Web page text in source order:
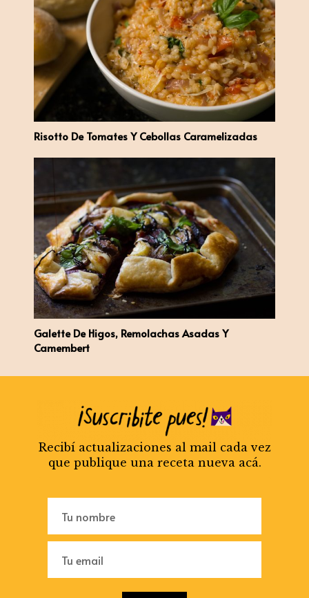
Risotto De Tomates Y Cebollas Caramelizadas
Galette De Higos, Remolachas Asadas Y
Camembert
Recibí actualizaciones al mail cada vez
que publique una receta nueva acá.